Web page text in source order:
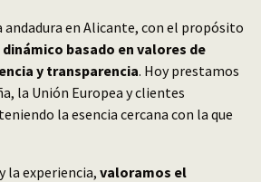
en Alicante, con el propósito
basado en valores de
y transparencia. Hoy prestamos
la Unión Europea y clientes
la esencia cercana con la que
la experiencia, valoramos el